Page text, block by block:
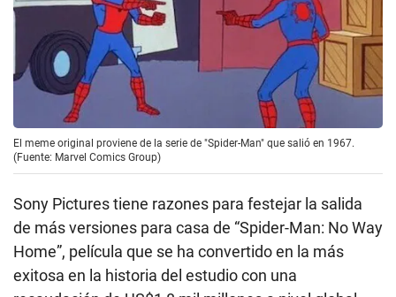
El meme original proviene de la serie de "Spider-Man" que salió en 1967.
(Fuente: Marvel Comics Group)
Sony Pictures tiene razones para festejar la salida
de más versiones para casa de “Spider-Man: No Way
Home”, película que se ha convertido en la más
exitosa en la historia del estudio con una